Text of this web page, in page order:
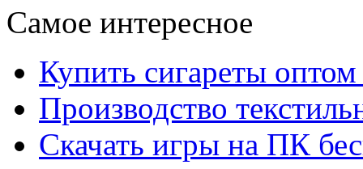
Самое интересное
Купить сигареты
Производство
Скачать игры на ПК